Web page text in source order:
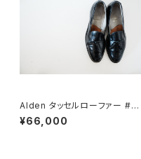
Alden タッセルローファー #66
0 10C
¥66,000